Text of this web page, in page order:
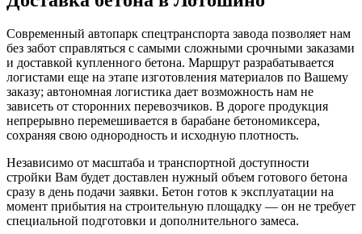
Современный автопарк спецтранспорта завода позволяет нам
без забот справляться с самыми сложными срочными заказами
и доставкой купленного бетона. Маршрут разрабатывается
логистами еще на этапе изготовления материалов по Вашему
заказу; автономная логистика дает возможность нам не
зависеть от сторонних перевозчиков. В дороге продукция
непрерывно перемешивается в барабане бетономиксера,
сохраняя свою однородность и исходную плотность.
Независимо от масштаба и транспортной доступности
стройки Вам будет доставлен нужный объем готового бетона
сразу в день подачи заявки. Бетон готов к эксплуатации на
момент прибытия на строительную площадку — он не требует
специальной подготовки и дополнительного замеса.